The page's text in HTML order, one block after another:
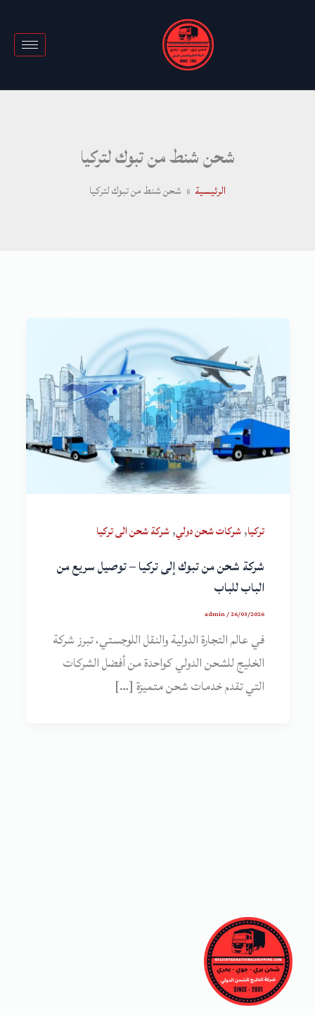
شحن شنط من تبوك لتركيا
الرئيسية شحن شنط من تبوك لتركيا
تركيا,شركات شحن دولي,شركة شحن الى تركيا
شركة شحن من تبوك إلى تركيا – توصيل سريع من
الباب للباب
admin/26/03/2026
في عالم التجارة الدولية والنقل اللوجستي، تبرز شركة
الخليج للشحن الدولي كواحدة من أفضل الشركات
التي تقدم خدمات شحن متميزة […]